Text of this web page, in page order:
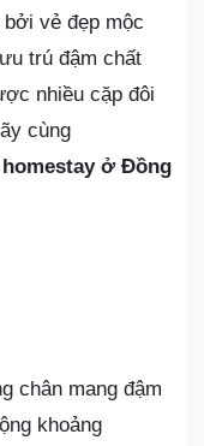
vẻ đẹp mộc
trú đậm chất
nhiều cặp đôi
cùng
homestay ở Đồng
chân mang đậm
khoảng